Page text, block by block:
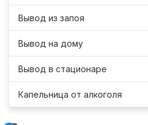
Вывод из запоя
Вывод на дому
Вывод в стационаре
Капельница от алкоголя